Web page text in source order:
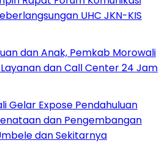
UHC JKN-KIS
dan Anak, Pemkab Morowali
dan Call Center 24 Jam
Gelar Expose Pendahuluan
dan Pengembangan
dan Sekitarnya